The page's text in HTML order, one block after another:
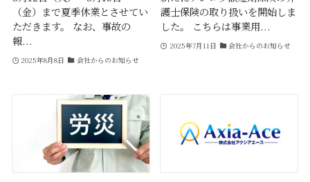
（金）まで夏季休業とさせてい
ただきます。 なお、事故の
報...
2025年8月8日 会社からのお知らせ
護士保険の取り扱いを開始しま
した。 こちらは事業用...
2025年7月11日 会社からのお知らせ